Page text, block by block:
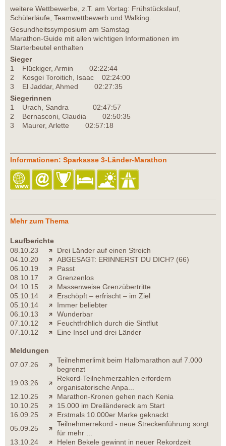
weitere Wettbewerbe, z.T. am Vortag: Frühstückslauf,
Schülerläufe, Teamwettbewerb und Walking.
Gesundheitssymposium am Samstag
Marathon-Guide mit allen wichtigen Informationen im
Starterbeutel enthalten
Sieger
1 Flückiger, Armin 02:22:44
2 Kosgei Toroitich, Isaac 02:24:00
3 El Jaddar, Ahmed 02:27:35
Siegerinnen
1 Urach, Sandra 02:47:57
2 Bernasconi, Claudia 02:50:35
3 Maurer, Arlette 02:57:18
Informationen: Sparkasse 3-Länder-Marathon
Mehr zum Thema
Laufberichte
08.10.23
Drei Länder auf einen Streich
04.10.20
ABGESAGT: ERINNERST DU DICH? (66)
06.10.19
Passt
08.10.17
Grenzenlos
04.10.15
Massenweise Grenzübertritte
05.10.14
Erschöpft – erfrischt – im Ziel
05.10.14
Immer beliebter
06.10.13
Wunderbar
07.10.12
Feuchtfröhlich durch die Sintflut
07.10.12
Eine Insel und drei Länder
Meldungen
07.07.26
Teilnehmerlimit beim Halbmarathon auf 7.000
begrenzt
19.03.26
Rekord-Teilnehmerzahlen erfordern
organisatorische Anpa...
12.10.25
Marathon-Kronen gehen nach Kenia
10.10.25
15.000 im Dreiländereck am Start
16.09.25
Erstmals 10.000er Marke geknackt
05.09.25
Teilnehmerrekord - neue Streckenführung sorgt
für mehr ...
13.10.24
Helen Bekele gewinnt in neuer Rekordzeit